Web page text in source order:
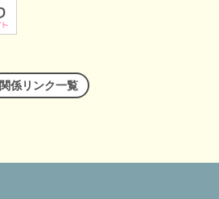
関係リンク一覧